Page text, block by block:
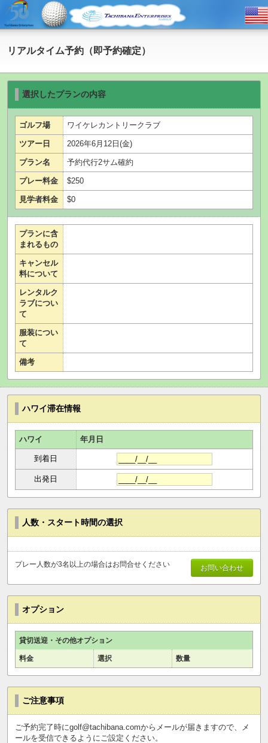
リアルタイム予約（即予約確定）
選択したプランの内容
ゴルフ場 ワイケレカントリークラブ
ツアー日 2026年6月12日(金)
プラン名 予約代行2サム確約
プレー料金 $250
見学者料金 $0
プランに含
まれるもの
キャンセル
料について
レンタルク
ラブについ
て
服装につい
て
備考
ハワイ滞在情報
ハワイ 年月日
到着日
出発日
人数・スタート時間の選択
お問い合わせ
プレー人数が3名以上の場合はお問合せください
オプション
貸切送迎・その他オプション
料金 選択 数量
ご注意事項
ご予約完了時にgolf@tachibana.comからメールが届きますので、メ
ールを受信できるようにご設定ください。